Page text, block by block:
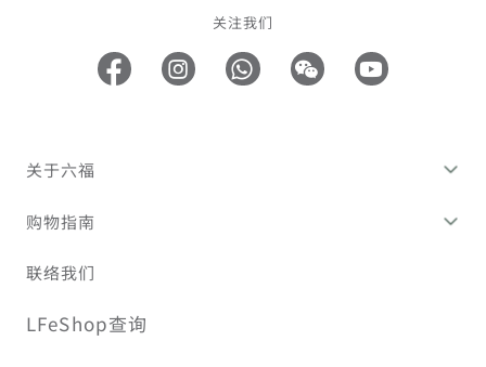
关注我们
关于六福
购物指南
联络我们
LFeShop查询